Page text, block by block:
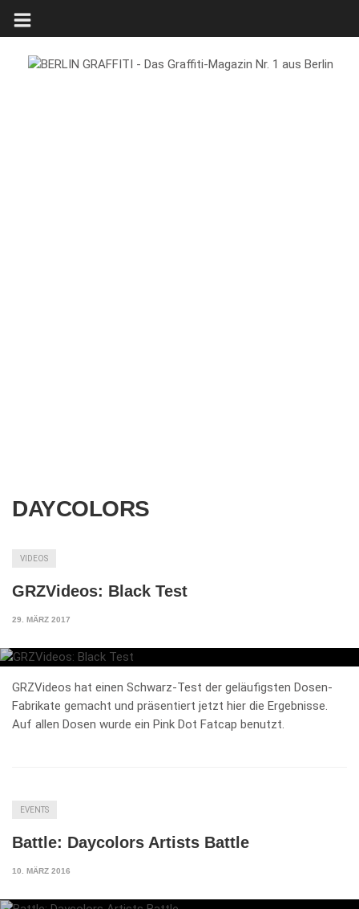
DAYCOLORS
VIDEOS
GRZVideos: Black Test
29. MÄRZ 2017
GRZVideos hat einen Schwarz-Test der geläufigsten Dosen-
Fabrikate gemacht und präsentiert jetzt hier die Ergebnisse.
Auf allen Dosen wurde ein Pink Dot Fatcap benutzt.
EVENTS
Battle: Daycolors Artists Battle
10. MÄRZ 2016